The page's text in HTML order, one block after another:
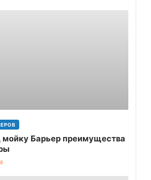
мойку Барьер преимущества